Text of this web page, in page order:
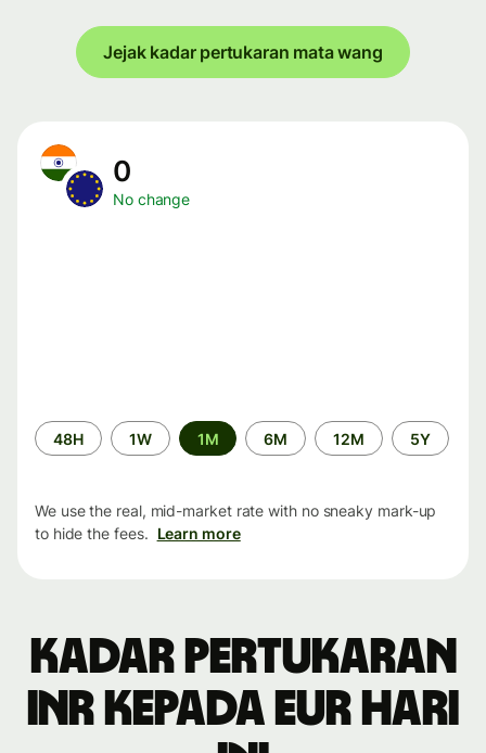
Jejak kadar pertukaran mata wang
0
No change
Time
period
48H 1W 1M 6M 12M 5Y
We use the real, mid-market rate with no sneaky mark-up
to hide the fees. Learn more
Kadar pertukaran
INR kepada EUR hari